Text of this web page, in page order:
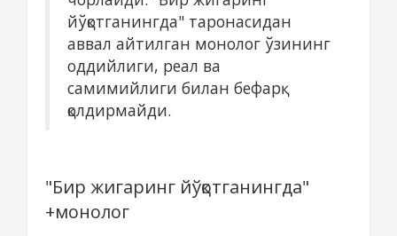
йўқотганингда" таронасидан
аввал айтилган монолог ўзининг
оддийлиги, реал ва
самимийлиги билан бефарқ
қолдирмайди.
"Бир жигаринг йўқотганингда"
+монолог